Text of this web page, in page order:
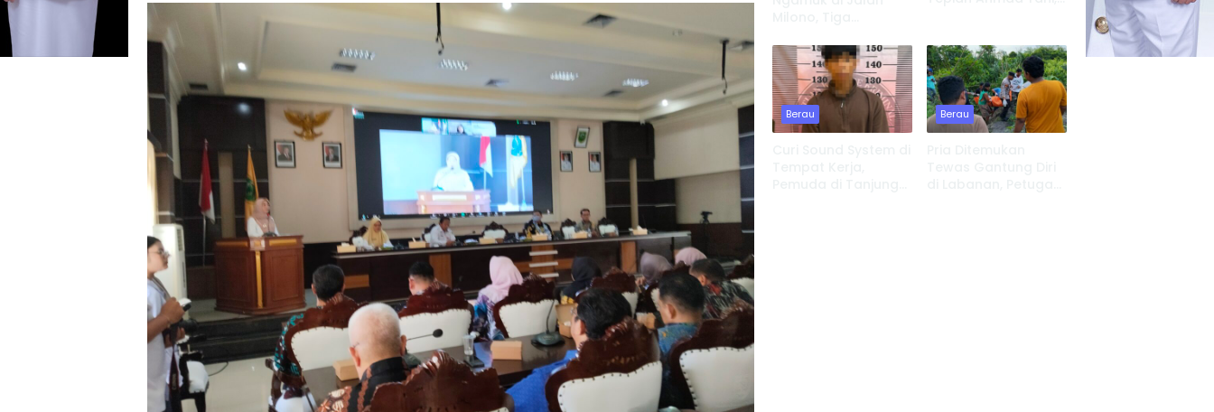
Jiwa Kehilangan
Tempat Tinggal
Berau Berau